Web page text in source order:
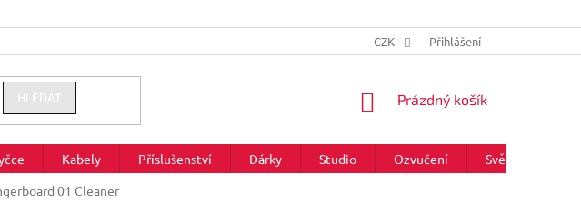
CZK Přihlášení
HLEDAT
NÁKUPNÍ
Prázdný košík
Kabely Příslušenství Dárky Studio Ozvučení Světla
01 Cleaner